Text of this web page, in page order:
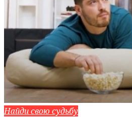
Найди свою судьбу